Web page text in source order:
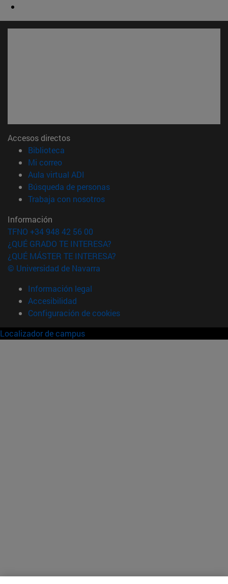
Accesos directos
Biblioteca
Mi correo(abre en nueva ventana)
Aula virtual ADI
Búsqueda de personas(abre en nueva ventana)
Trabaja con nosotros(abre en nueva ventana)
Información
TFNO +34 948 42 56 00
¿QUÉ GRADO TE INTERESA?
¿QUÉ MÁSTER TE INTERESA?
© Universidad de Navarra
Información legal
Accesibilidad
Configuración de cookies
Localizador de campus